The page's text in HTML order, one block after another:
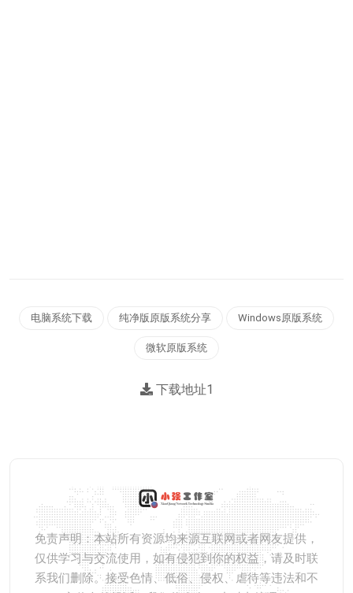
电脑系统下载 纯净版原版系统分享 Windows原版系统
微软原版系统
下载地址1
免责声明：本站所有资源均来源互联网或者网友提供，
仅供学习与交流使用，如有侵犯到你的权益，请及时联
系我们删除。接受色情、低俗、侵权、虐待等违法和不